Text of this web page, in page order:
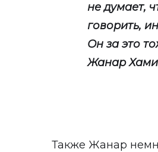
не думает,
говорить,
Он за это
Жанар
Также Жанар